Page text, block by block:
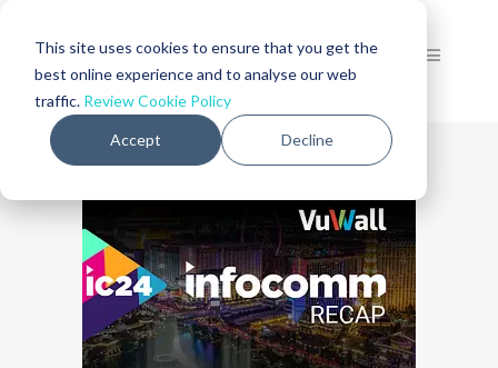
This site uses cookies to ensure that you get the
best online experience and to analyse our web
traffic. Review Cookie Policy
Accept Decline